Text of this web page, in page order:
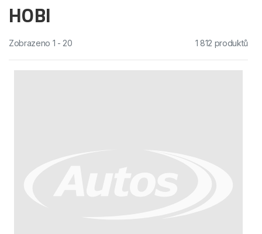
HOBI
Zobrazeno 1 - 20 1 812 produktů